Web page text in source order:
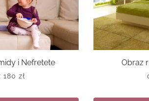
i Nefretete
180 zł
Obraz